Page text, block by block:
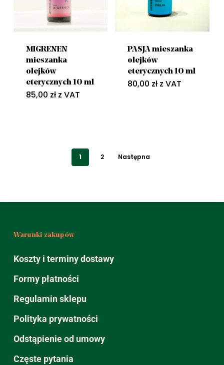
MIGRENEN
mieszanka
olejków
eterycznych 10 ml
85,00 zł z VAT
PASJA mieszanka
olejków
eterycznych 10 ml
80,00 zł z VAT
1 2 Następna
Warunki zakupów
Koszty i terminy dostawy
Formy płatności
Regulamin sklepu
Polityka prywatności
Odstąpienie od umowy
Częste pytania